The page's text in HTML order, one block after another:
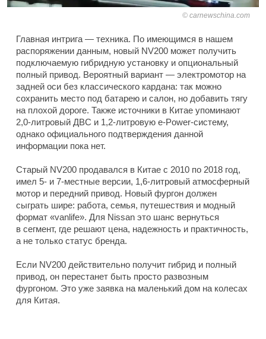
carnewschina.com
Главная интрига — техника. По имеющимся в нашем
распоряжении данным, новый NV200 может получить
подключаемую гибридную установку и опциональный
полный привод. Вероятный вариант — электромотор на
задней оси без классического кардана: так можно
сохранить место под батарею и салон, но добавить тягу
на плохой дороге. Также источники в Китае упоминают
2,0-литровый ДВС и 1,2-литровую e-Power-систему,
однако официального подтверждения данной
информации пока нет.
Старый NV200 продавался в Китае с 2010 по 2018 год,
имел 5- и 7-местные версии, 1,6-литровый атмосферный
мотор и передний привод. Новый фургон должен
сыграть шире: работа, семья, путешествия и модный
формат «vanlife». Для Nissan это шанс вернуться
в сегмент, где решают цена, надежность и практичность,
а не только статус бренда.
Если NV200 действительно получит гибрид и полный
привод, он перестанет быть просто развозным
фургоном. Это уже заявка на маленький дом на колесах
для Китая.